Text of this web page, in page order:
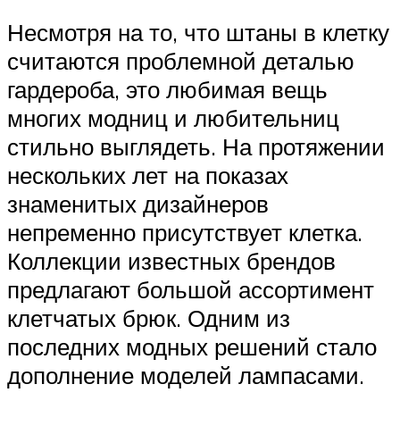
Несмотря на то, что штаны в клетку
считаются проблемной деталью
гардероба, это любимая вещь
многих модниц и любительниц
стильно выглядеть. На протяжении
нескольких лет на показах
знаменитых дизайнеров
непременно присутствует клетка.
Коллекции известных брендов
предлагают большой ассортимент
клетчатых брюк. Одним из
последних модных решений стало
дополнение моделей лампасами.